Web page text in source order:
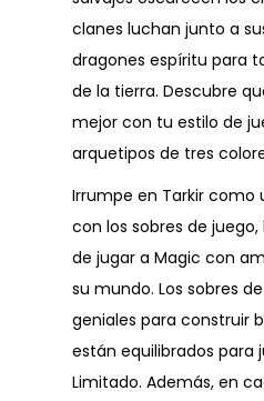
clanes luchan junto a
dragones espíritu para
de la tierra. Descubre
mejor con tu estilo de
arquetipos de tres
Irrumpe en Tarkir
con los sobres de
de jugar a Magic con
su mundo. Los sobres
geniales para construir
están equilibrados para
Limitado. Además, en